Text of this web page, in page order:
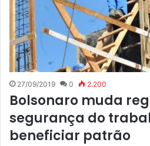
27/09/2019 0 2.200
Bolsonaro muda
segurança do
beneficiar patrão